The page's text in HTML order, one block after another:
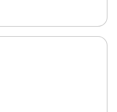
государства, или